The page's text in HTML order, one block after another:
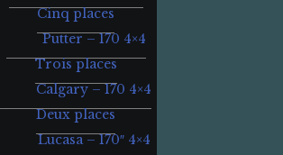
Cinq places
Putter – 170 4×4
Trois places
Calgary – 170 4×4
Deux places
Lucasa – 170″ 4×4